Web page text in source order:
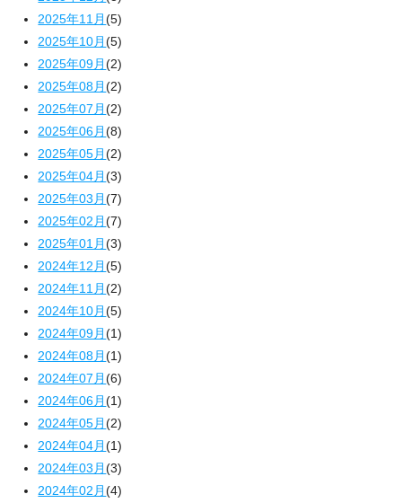
2025年11月(5)
2025年10月(5)
2025年09月(2)
2025年08月(2)
2025年07月(2)
2025年06月(8)
2025年05月(2)
2025年04月(3)
2025年03月(7)
2025年02月(7)
2025年01月(3)
2024年12月(5)
2024年11月(2)
2024年10月(5)
2024年09月(1)
2024年08月(1)
2024年07月(6)
2024年06月(1)
2024年05月(2)
2024年04月(1)
2024年03月(3)
2024年02月(4)